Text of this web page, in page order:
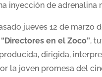
inyección de adrenalina
jueves 12 de marzo
“Directores en el Zoco”,
dirigida,
la joven promesa del